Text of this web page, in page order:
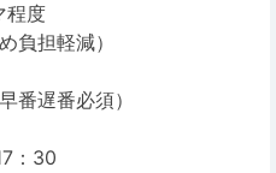
程度
負担軽減）
番遅番必須）
：30